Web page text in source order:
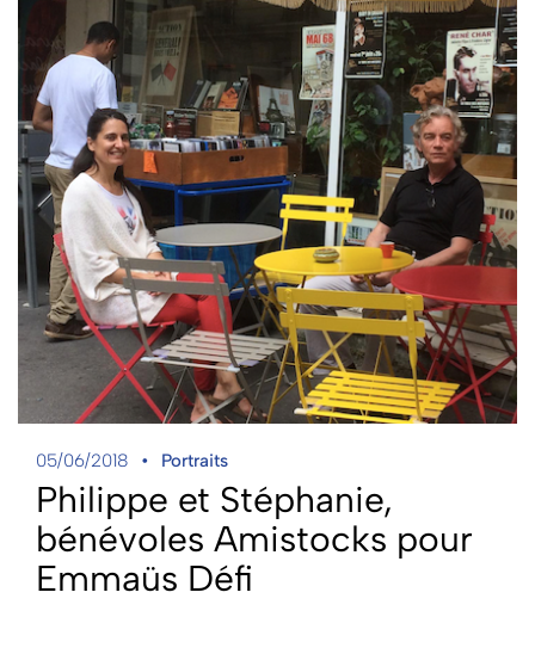
05/06/2018 Portraits
Philippe et Stéphanie,
bénévoles Amistocks pour
Emmaüs Défi